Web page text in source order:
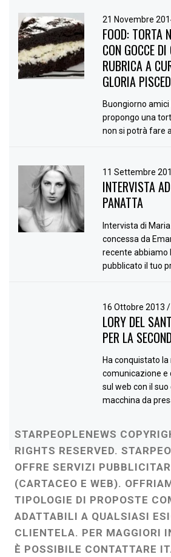
21 Novembre
FOOD: TORTA
CON GOCCE
RUBRICA A
GLORIA
Buongiorno
propongo una
non si potrà fare
11 Settembre
INTERVISTA
PANATTA
Intervista di
concessa da
recente abbiamo
pubblicato il tuo
16 Ottobre 2013/
LORY DEL
PER LA
Ha conquistato
comunicazione e
sul web con il
macchina da
STARPEOPLENEWS
RIGHTS RESERVED.
OFFRE SERVIZI
(CARTACEO E WEB).
TIPOLOGIE DI PROPOSTE
ADATTABILI A QUALSIASI
CLIENTELA. PER MAGGIORI
È POSSIBILE CONTATTARE